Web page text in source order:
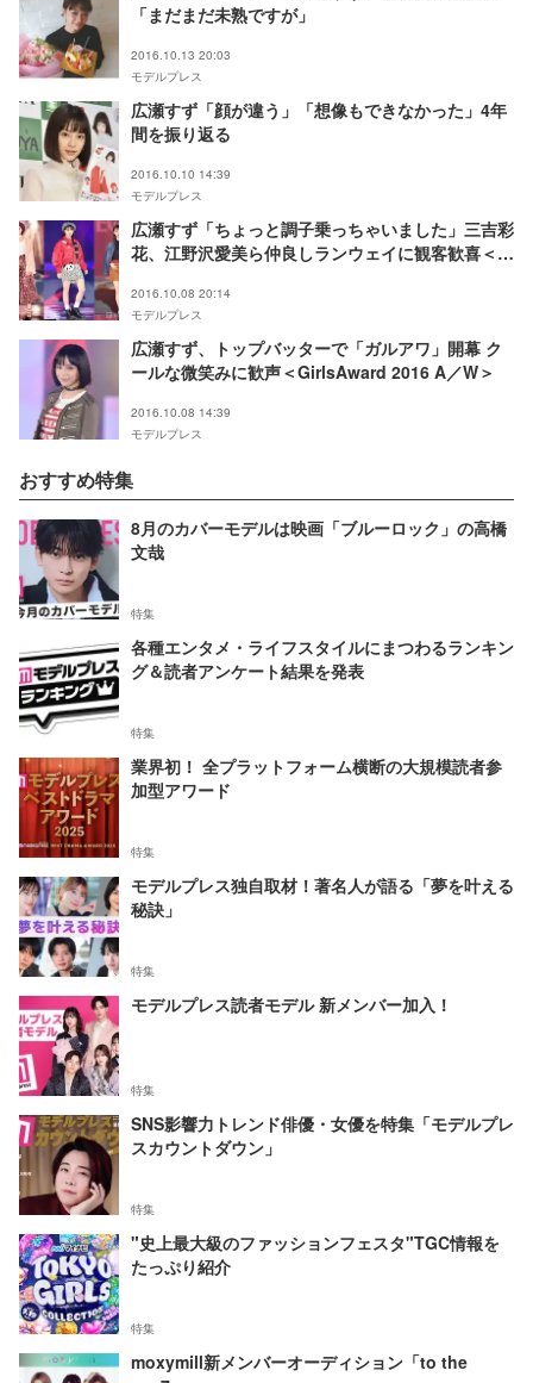
「まだまだ未熟ですが」
2016.10.13 20:03
モデルプレス
広瀬すず「顔が違う」「想像もできなかった」4年
間を振り返る
2016.10.10 14:39
モデルプレス
広瀬すず「ちょっと調子乗っちゃいました」三吉彩
花、江野沢愛美ら仲良しランウェイに観客歓喜＜
2016.10.08 20:14
モデルプレス
広瀬すず、トップバッターで「ガルアワ」開幕 ク
ールな微笑みに歓声＜GirlsAward 2016 A／W＞
2016.10.08 14:39
モデルプレス
おすすめ特集
8月のカバーモデルは映画「ブルーロック」の高橋
文哉
特集
各種エンタメ・ライフスタイルにまつわるランキン
グ＆読者アンケート結果を発表
特集
業界初！ 全プラットフォーム横断の大規模読者参
加型アワード
特集
モデルプレス独自取材！著名人が語る「夢を叶える
秘訣」
特集
モデルプレス読者モデル 新メンバー加入！
特集
SNS影響力トレンド俳優・女優を特集「モデルプレ
スカウントダウン」
特集
"史上最大級のファッションフェスタ"TGC情報を
たっぷり紹介
特集
moxymill新メンバーオーディション「to the